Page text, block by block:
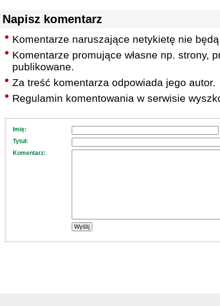
Napisz komentarz
Komentarze naruszające netykietę nie
Komentarze promujące własne np. strony,
publikowane.
Za treść komentarza odpowiada jego autor.
Regulamin komentowania w serwisie
Imię:
Tytuł:
Komentarz: